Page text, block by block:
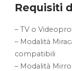
Requisiti
– TV o
– Modalità
compatibili
– Modalità